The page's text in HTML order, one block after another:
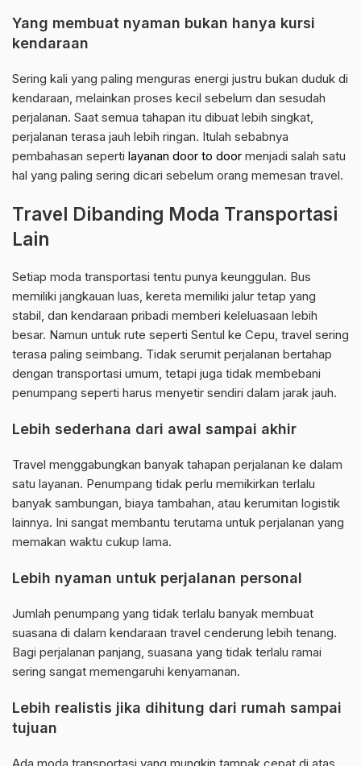
Yang membuat nyaman bukan hanya kursi
kendaraan
Sering kali yang paling menguras energi justru bukan duduk di
kendaraan, melainkan proses kecil sebelum dan sesudah
perjalanan. Saat semua tahapan itu dibuat lebih singkat,
perjalanan terasa jauh lebih ringan. Itulah sebabnya
pembahasan seperti layanan door to door menjadi salah satu
hal yang paling sering dicari sebelum orang memesan travel.
Travel Dibanding Moda Transportasi
Lain
Setiap moda transportasi tentu punya keunggulan. Bus
memiliki jangkauan luas, kereta memiliki jalur tetap yang
stabil, dan kendaraan pribadi memberi keleluasaan lebih
besar. Namun untuk rute seperti Sentul ke Cepu, travel sering
terasa paling seimbang. Tidak serumit perjalanan bertahap
dengan transportasi umum, tetapi juga tidak membebani
penumpang seperti harus menyetir sendiri dalam jarak jauh.
Lebih sederhana dari awal sampai akhir
Travel menggabungkan banyak tahapan perjalanan ke dalam
satu layanan. Penumpang tidak perlu memikirkan terlalu
banyak sambungan, biaya tambahan, atau kerumitan logistik
lainnya. Ini sangat membantu terutama untuk perjalanan yang
memakan waktu cukup lama.
Lebih nyaman untuk perjalanan personal
Jumlah penumpang yang tidak terlalu banyak membuat
suasana di dalam kendaraan travel cenderung lebih tenang.
Bagi perjalanan panjang, suasana yang tidak terlalu ramai
sering sangat memengaruhi kenyamanan.
Lebih realistis jika dihitung dari rumah sampai
tujuan